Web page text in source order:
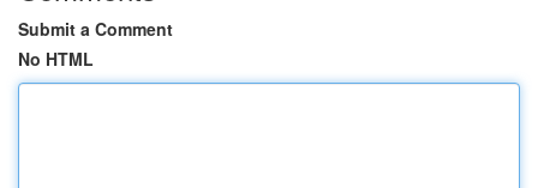
Submit a Comment
No HTML